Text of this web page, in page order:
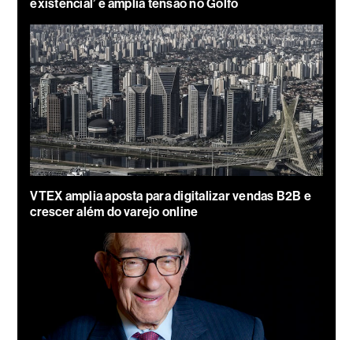
existencial’ e amplia tensão no Golfo
VTEX amplia aposta para digitalizar vendas B2B e
crescer além do varejo online